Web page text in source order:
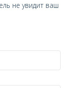
не увидит ваш